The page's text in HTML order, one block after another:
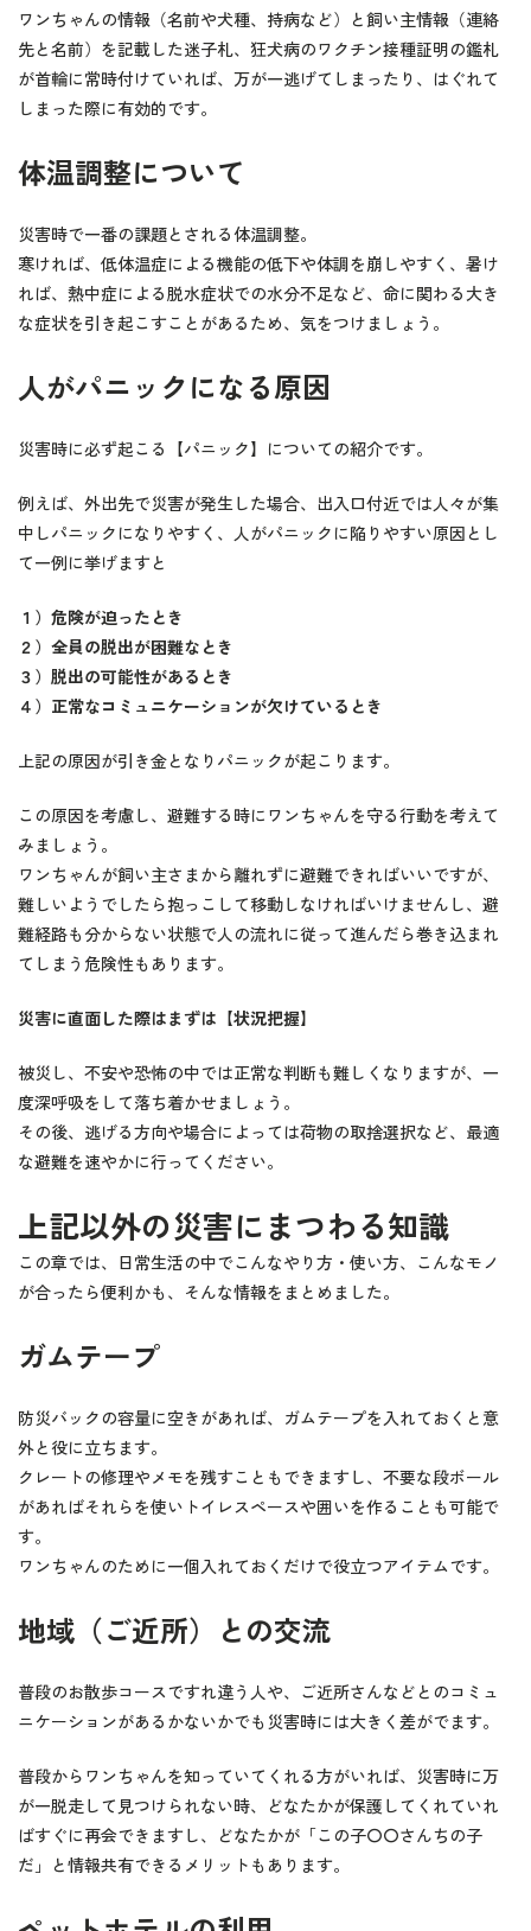
ワンちゃんの情報（名前や犬種、持病など）と飼い主情報（連絡
先と名前）を記載した迷子札、狂犬病のワクチン接種証明の鑑札
が首輪に常時付けていれば、万が一逃げてしまったり、はぐれて
しまった際に有効的です。
体温調整について
災害時で一番の課題とされる体温調整。
寒ければ、低体温症による機能の低下や体調を崩しやすく、暑け
れば、熱中症による脱水症状での水分不足など、命に関わる大き
な症状を引き起こすことがあるため、気をつけましょう。
人がパニックになる原因
災害時に必ず起こる【パニック】についての紹介です。
例えば、外出先で災害が発生した場合、出入口付近では人々が集
中しパニックになりやすく、人がパニックに陥りやすい原因とし
て一例に挙げますと
１）危険が迫ったとき
２）全員の脱出が困難なとき
３）脱出の可能性があるとき
４）正常なコミュニケーションが欠けているとき
上記の原因が引き金となりパニックが起こります。
この原因を考慮し、避難する時にワンちゃんを守る行動を考えて
みましょう。
ワンちゃんが飼い主さまから離れずに避難できればいいですが、
難しいようでしたら抱っこして移動しなければいけませんし、避
難経路も分からない状態で人の流れに従って進んだら巻き込まれ
てしまう危険性もあります。
災害に直面した際はまずは【状況把握】
被災し、不安や恐怖の中では正常な判断も難しくなりますが、一
度深呼吸をして落ち着かせましょう。
その後、逃げる方向や場合によっては荷物の取捨選択など、最適
な避難を速やかに行ってください。
上記以外の災害にまつわる知識
この章では、日常生活の中でこんなやり方・使い方、こんなモノ
が合ったら便利かも、そんな情報をまとめました。
ガムテープ
防災バックの容量に空きがあれば、ガムテープを入れておくと意
外と役に立ちます。
クレートの修理やメモを残すこともできますし、不要な段ボール
があればそれらを使いトイレスペースや囲いを作ることも可能で
す。
ワンちゃんのために一個入れておくだけで役立つアイテムです。
地域（ご近所）との交流
普段のお散歩コースですれ違う人や、ご近所さんなどとのコミュ
ニケーションがあるかないかでも災害時には大きく差がでます。
普段からワンちゃんを知っていてくれる方がいれば、災害時に万
が一脱走して見つけられない時、どなたかが保護してくれていれ
ばすぐに再会できますし、どなたかが「この子〇〇さんちの子
だ」と情報共有できるメリットもあります。